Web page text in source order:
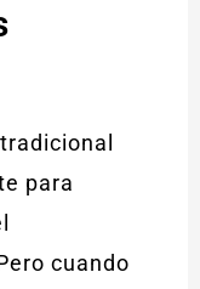
para
cuando